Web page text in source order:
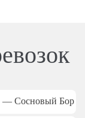
— Сосновый Бор